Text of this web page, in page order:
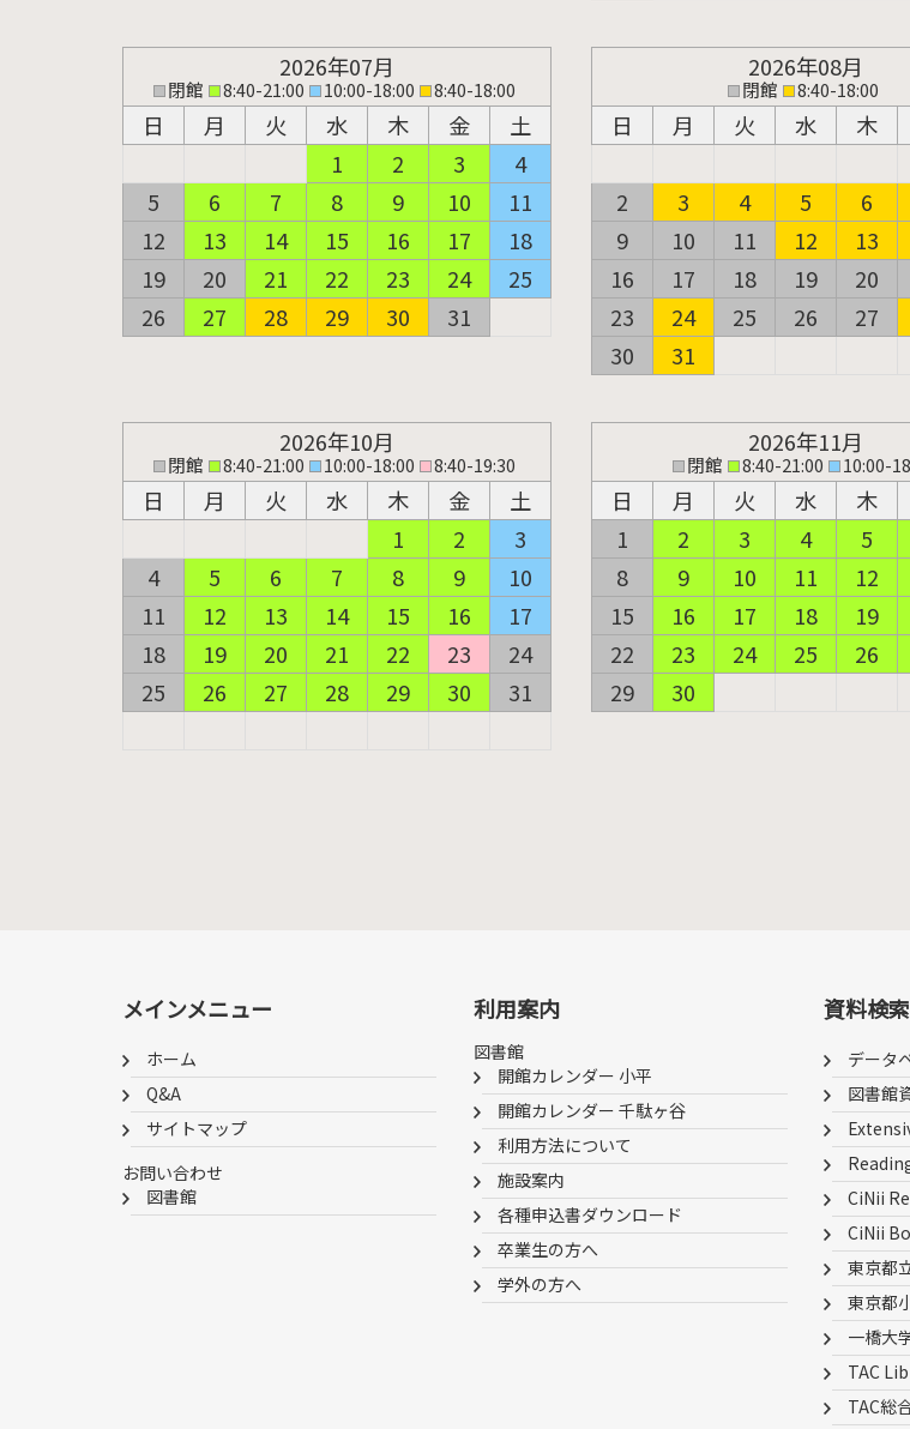
2026年07月
閉館 8:40-21:00 10:00-18:00 8:40-18:00
日 月 火 水 木 金
土
1
2 3
4
5
6 7 8 9 10
11
12
13 14 15 16 17
18
19
20 21 22 23 24
25
26
27 28 29 30 31
2026年08月
閉館 8:40-18:00
日 月 火 水 木
2
3 4 5 6
9
10 11 12 13
16
17 18 19 20
23
24 25 26 27
30
31
2026年10月
閉館 8:40-21:00 10:00-18:00 8:40-19:30
日 月 火 水 木 金
土
1
2
3
4
5 6 7 8 9
10
11
12 13 14 15 16
17
18
19 20 21 22 23
24
25
26 27 28 29 30 31
2026年11月
閉館 8:40-21:00 10:00-
日 月 火 水 木
1
2 3 4 5
8
9 10 11 12
15
16 17 18 19
22
23 24 25 26
29
30
メインメニュー
ホーム
Q&A
サイトマップ
お問い合わせ
図書館
利用案内
図書館
開館カレンダー 小平
開館カレンダー 千駄ヶ谷
利用方法について
施設案内
各種申込書ダウンロード
卒業生の方へ
学外の方へ
資料検索
データ
図書館
CiNii
CiNii
東京都
東京都
一橋大
TAC Lib
TAC総